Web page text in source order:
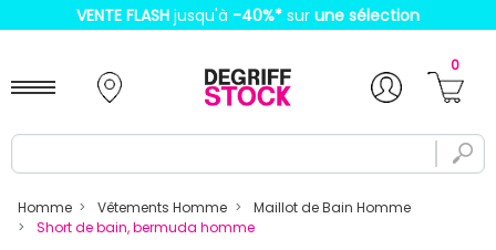
VENTE FLASH jusqu'à -40%* sur une sélection
0
Homme Vêtements Homme
Maillot de Bain Homme
Short de bain, bermuda homme